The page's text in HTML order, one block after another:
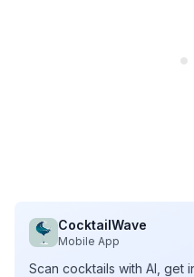
CocktailWave
Mobile App
Scan cocktails with AI, get